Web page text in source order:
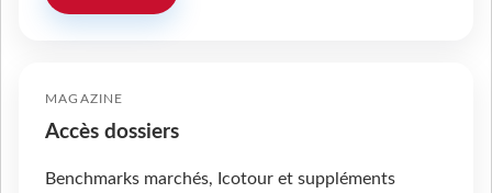
MAGAZINE
Accès dossiers
Benchmarks marchés, Icotour et suppléments